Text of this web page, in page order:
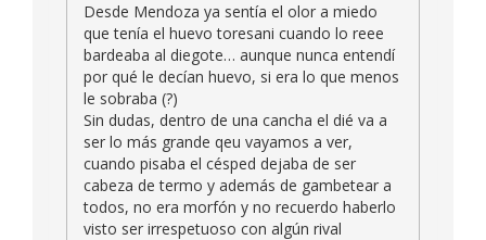
Desde Mendoza ya sentía el olor a miedo
que tenía el huevo toresani cuando lo reee
bardeaba al diegote… aunque nunca entendí
por qué le decían huevo, si era lo que menos
le sobraba (?)
Sin dudas, dentro de una cancha el dié va a
ser lo más grande qeu vayamos a ver,
cuando pisaba el césped dejaba de ser
cabeza de termo y además de gambetear a
todos, no era morfón y no recuerdo haberlo
visto ser irrespetuoso con algún rival